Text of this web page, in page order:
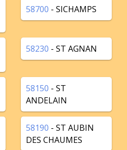
58700 - SICHAMPS
58230 - ST AGNAN
58150 - ST
ANDELAIN
58190 - ST AUBIN
DES CHAUMES